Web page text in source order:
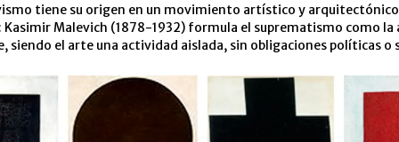
tiene su origen en un movimiento artístico y arquitectónico
Kasimir Malevich (1878-1932) formula el suprematismo como la
siendo el arte una actividad aislada, sin obligaciones políticas o